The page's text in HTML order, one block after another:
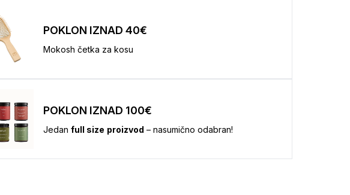
POKLON IZNAD 40€
Mokosh četka za kosu
POKLON IZNAD 100€
Jedan full size proizvod – nasumično odabran!